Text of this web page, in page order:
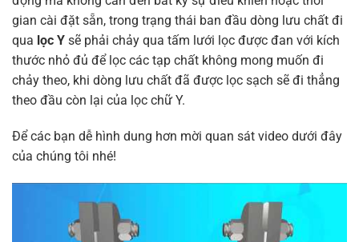
gian cài đặt sẵn, trong trạng thái ban đầu dòng lưu chất đi
qua lọc Y sẽ phải chảy qua tấm lưới lọc được đan với kích
thước nhỏ đủ để lọc các tạp chất không mong muốn đi
chảy theo, khi dòng lưu chất đã được lọc sạch sẽ đi thẳng
theo đầu còn lại của lọc chữ Y.
Để các bạn dễ hình dung hơn mời quan sát video dưới đây
của chúng tôi nhé!